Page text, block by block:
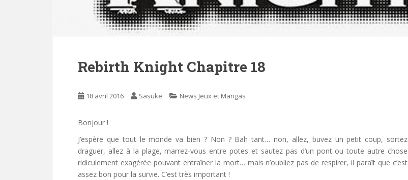
Rebirth Knight Chapitre 18
18 avril 2016 Sasuke News Jeux et Mangas
Bonjour !
J’espère que tout le monde va bien ? Non ? Bah tant… non, allez, buvez un petit coup, sortez
draguer, allez à la plage, marrez-vous entre potes et sautez pas d’un pont ou toute autre chose
ridiculement exagérée pouvant entraîner la mort… mais n’oubliez pas de respirer, il paraît que c’est
assez bon pour la survie. C’est très important !